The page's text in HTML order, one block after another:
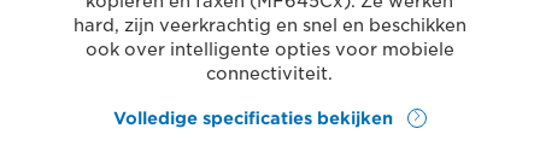
hard, zijn veerkrachtig en snel en beschikken
ook over intelligente opties voor mobiele
connectiviteit.
Volledige specificaties bekijken